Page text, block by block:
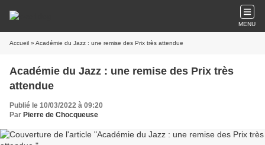
MENU
Accueil » Académie du Jazz : une remise des Prix très attendue
Académie du Jazz : une remise des Prix très
attendue
Publié le 10/03/2022 à 09:20
Par Pierre de Chocqueuse